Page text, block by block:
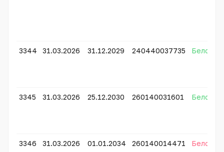
3344 31.03.2026 31.12.2029 240440037735 Белсенді
3345 31.03.2026 25.12.2030 260140031601 Белсенді
3346 31.03.2026 01.01.2034 260140014471